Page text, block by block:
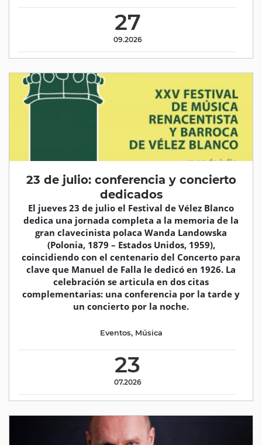
27
09.2026
23 de julio: conferencia y concierto
dedicados
El jueves 23 de julio el Festival de Vélez Blanco
dedica una jornada completa a la memoria de la
gran clavecinista polaca Wanda Landowska
(Polonia, 1879 – Estados Unidos, 1959),
coincidiendo con el centenario del Concerto para
clave que Manuel de Falla le dedicó en 1926. La
celebración se articula en dos citas
complementarias: una conferencia por la tarde y
un concierto por la noche.
23
07.2026
Eventos, Música